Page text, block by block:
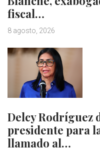
fiscal…
8 agosto, 2026
Delcy Rodríguez
presidente para
llamado al…